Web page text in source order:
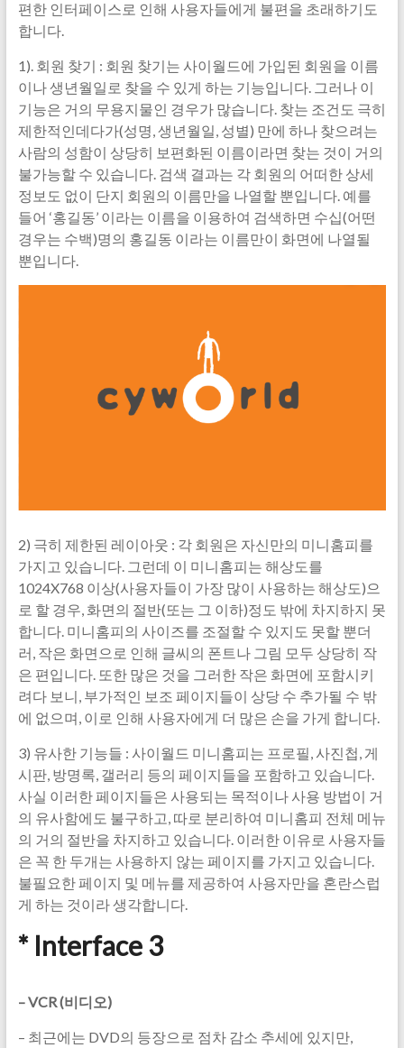
편한 인터페이스로 인해 사용자들에게 불편을 초래하기도
합니다.
1). 회원 찾기 : 회원 찾기는 사이월드에 가입된 회원을 이름
이나 생년월일로 찾을 수 있게 하는 기능입니다. 그러나 이
기능은 거의 무용지물인 경우가 많습니다. 찾는 조건도 극히
제한적인데다가(성명, 생년월일, 성별) 만에 하나 찾으려는
사람의 성함이 상당히 보편화된 이름이라면 찾는 것이 거의
불가능할 수 있습니다. 검색 결과는 각 회원의 어떠한 상세
정보도 없이 단지 회원의 이름만을 나열할 뿐입니다. 예를
들어 ‘홍길동’ 이라는 이름을 이용하여 검색하면 수십(어떤
경우는 수백)명의 홍길동 이라는 이름만이 화면에 나열될
뿐입니다.
2) 극히 제한된 레이아웃 : 각 회원은 자신만의 미니홈피를
가지고 있습니다. 그런데 이 미니홈피는 해상도를
1024X768 이상(사용자들이 가장 많이 사용하는 해상도)으
로 할 경우, 화면의 절반(또는 그 이하)정도 밖에 차지하지 못
합니다. 미니홈피의 사이즈를 조절할 수 있지도 못할 뿐더
러, 작은 화면으로 인해 글씨의 폰트나 그림 모두 상당히 작
은 편입니다. 또한 많은 것을 그러한 작은 화면에 포함시키
려다 보니, 부가적인 보조 페이지들이 상당 수 추가될 수 밖
에 없으며, 이로 인해 사용자에게 더 많은 손을 가게 합니다.
3) 유사한 기능들 : 사이월드 미니홈피는 프로필, 사진첩, 게
시판, 방명록, 갤러리 등의 페이지들을 포함하고 있습니다.
사실 이러한 페이지들은 사용되는 목적이나 사용 방법이 거
의 유사함에도 불구하고, 따로 분리하여 미니홈피 전체 메뉴
의 거의 절반을 차지하고 있습니다. 이러한 이유로 사용자들
은 꼭 한 두개는 사용하지 않는 페이지를 가지고 있습니다.
불필요한 페이지 및 메뉴를 제공하여 사용자만을 혼란스럽
게 하는 것이라 생각합니다.
* Interface 3
– VCR (비디오)
– 최근에는 DVD의 등장으로 점차 감소 추세에 있지만,